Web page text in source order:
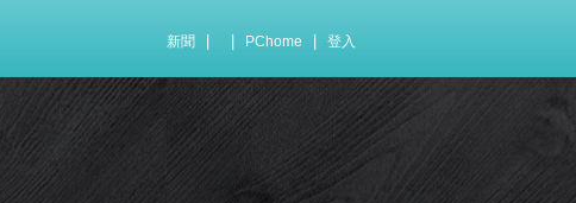
新聞 PChome 登入